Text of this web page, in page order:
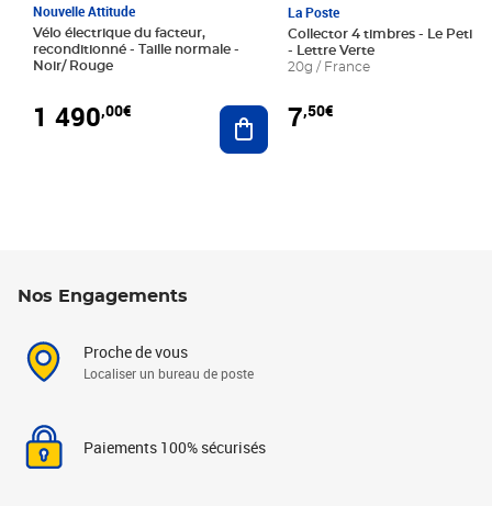
Nouvelle Attitude
Vélo électrique du facteur,
reconditionné - Taille normale -
Noir/ Rouge
1 490,00€ Ajouter au panier
La Poste
Collector 4 timbres - Le Petit
- Lettre Verte
20g / France
7,50€
Nos Engagements
Proche de vous
Localiser un bureau de poste
Paiements 100% sécurisés